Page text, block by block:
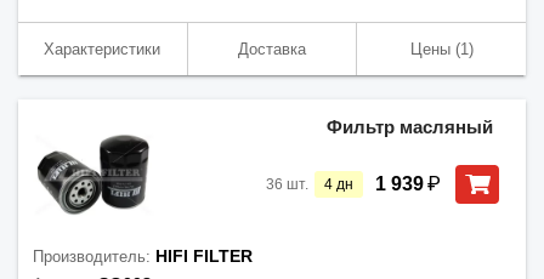
Характеристики Доставка Цены(1)
Фильтр масляный
36 шт. 4 дн 1 939₽
Производитель: HIFI FILTER